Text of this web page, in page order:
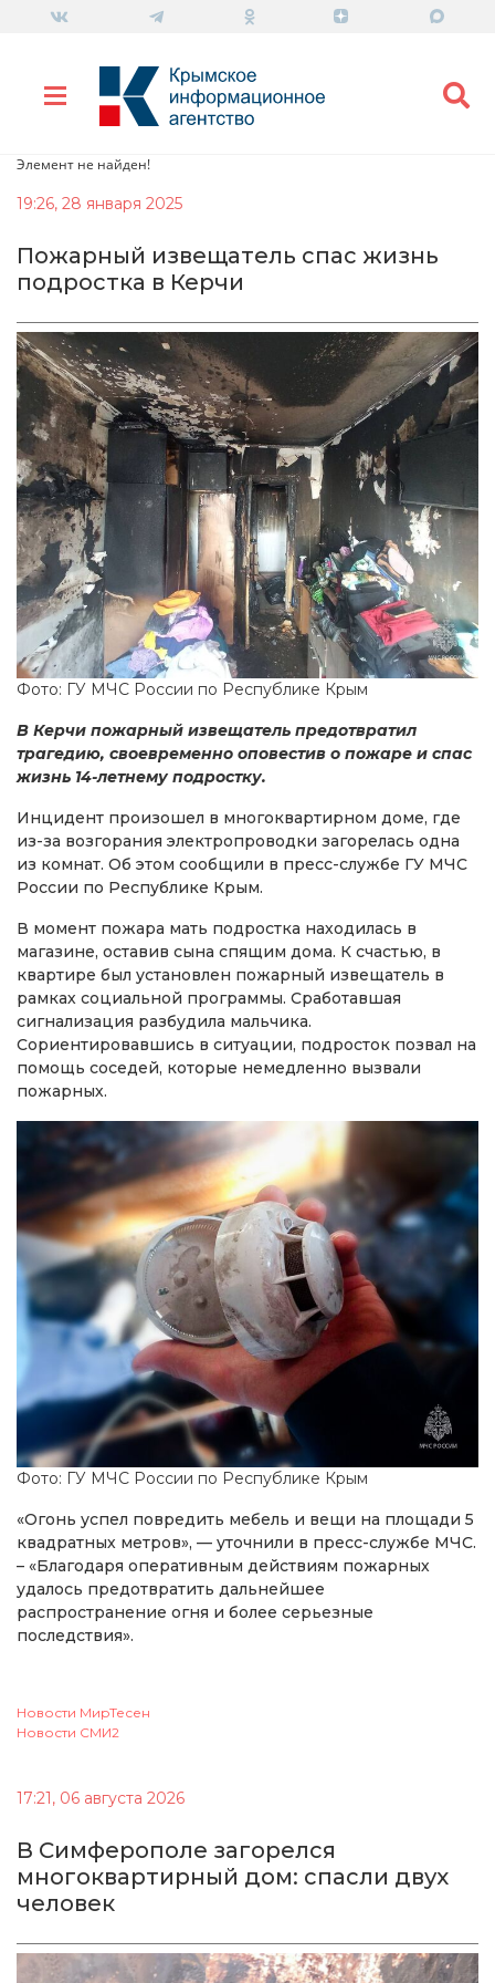
Элемент не найден!
19:26, 28 января 2025
Пожарный извещатель спас жизнь
подростка в Керчи
Фото: ГУ МЧС России по Республике Крым
В Керчи пожарный извещатель предотвратил
трагедию, своевременно оповестив о пожаре и спас
жизнь 14-летнему подростку.
Инцидент произошел в многоквартирном доме, где
из-за возгорания электропроводки загорелась одна
из комнат. Об этом сообщили в пресс-службе ГУ МЧС
России по Республике Крым.
В момент пожара мать подростка находилась в
магазине, оставив сына спящим дома. К счастью, в
квартире был установлен пожарный извещатель в
рамках социальной программы. Сработавшая
сигнализация разбудила мальчика.
Сориентировавшись в ситуации, подросток позвал на
помощь соседей, которые немедленно вызвали
пожарных.
Фото: ГУ МЧС России по Республике Крым
«Огонь успел повредить мебель и вещи на площади 5
квадратных метров», — уточнили в пресс-службе МЧС.
– «Благодаря оперативным действиям пожарных
удалось предотвратить дальнейшее
распространение огня и более серьезные
последствия».
Новости МирТесен
Новости СМИ2
17:21, 06 августа 2026
В Симферополе загорелся
многоквартирный дом: спасли двух
человек